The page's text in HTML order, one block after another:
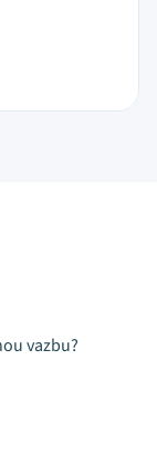
vazbu?